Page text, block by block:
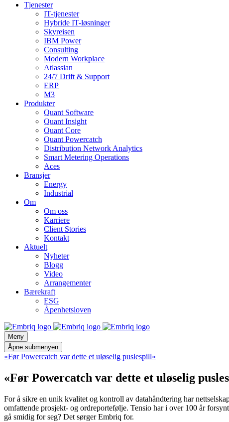
Tjenester
IT-tjenester
Hybride IT-løsninger
Skyreisen
IBM Power
Consulting
Modern Workplace
Atlassian
24/7 Drift & Support
ERP
M3
Produkter
Quant Software
Quant Insight
Quant Core
Quant Powercatch
Distribution Network Analytics
Smart Metering Operations
Aces
Bransjer
Energy
Industrial
Om
Om oss
Karriere
Client Stories
Kontakt
Aktuelt
Nyheter
Blogg
Video
Arrangementer
Bærekraft
ESG
Åpenhetsloven
Meny
Åpne submenyen
«Før Powercatch var dette et uløselig puslespill»
«Før Powercatch var dette et uløselig
For å sikre en unik kvalitet og kontroll av datahåndtering har
omfattende prosjekt- og ordreportefølje. Tensio har i over 100 år
gå smidig for seg? Det sørger Embriq for.